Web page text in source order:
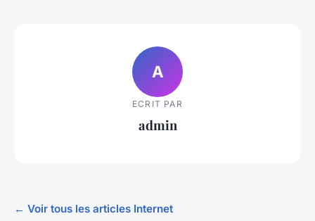
A
ECRIT PAR
admin
← Voir tous les articles Internet